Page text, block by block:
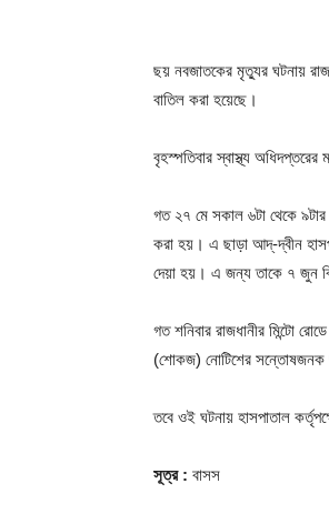
ছয় নবজাতকের মৃত্যুর ঘটনায়
বাতিল করা হয়েছে।
বৃহস্পতিবার স্বাস্থ্য অধিদপ্তরের
গত ২৭ মে সকাল ৬টা থেকে
করা হয়। এ ছাড়া আদ্-দ্বীন
দেয়া হয়। এ জন্য তাকে ৭ জুন
গত শনিবার রাজধানীর মিন্টো
(শোকজ) নোটিশের সন্তোষজনক
তবে ওই ঘটনায় হাসপাতাল
সূত্র : বাসস